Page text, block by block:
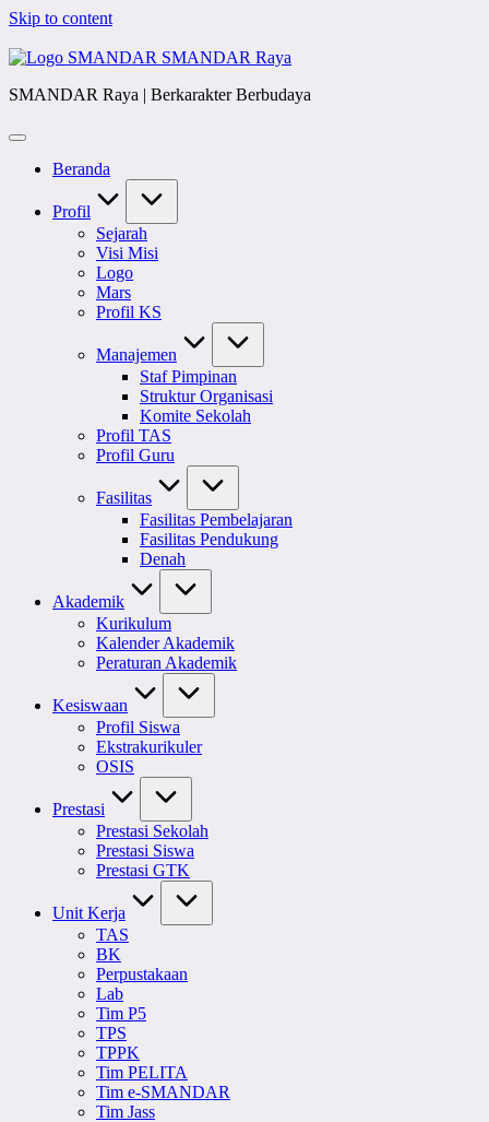
Skip to content
SMANDAR Raya
SMANDAR Raya | Berkarakter Berbudaya
Beranda
Profil
Sejarah
Visi Misi
Logo
Mars
Profil KS
Manajemen
Staf Pimpinan
Struktur Organisasi
Komite Sekolah
Profil TAS
Profil Guru
Fasilitas
Fasilitas Pembelajaran
Fasilitas Pendukung
Denah
Akademik
Kurikulum
Kalender Akademik
Peraturan Akademik
Kesiswaan
Profil Siswa
Ekstrakurikuler
OSIS
Prestasi
Prestasi Sekolah
Prestasi Siswa
Prestasi GTK
Unit Kerja
TAS
BK
Perpustakaan
Lab
Tim P5
TPS
TPPK
Tim PELITA
Tim e-SMANDAR
Tim Jass